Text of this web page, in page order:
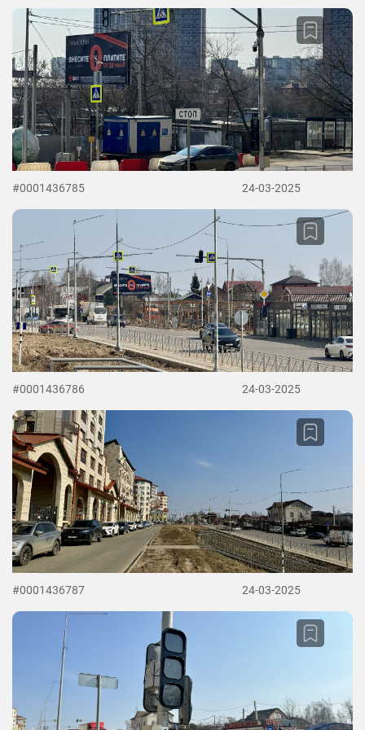
#0001436785 24-03-2025
#0001436786 24-03-2025
#0001436787 24-03-2025